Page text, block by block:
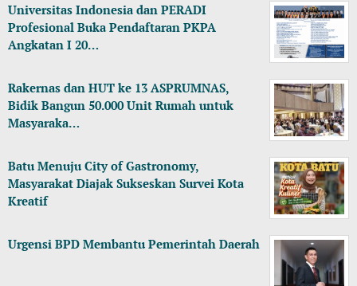
Universitas Indonesia dan PERADI
Profesional Buka Pendaftaran PKPA
Angkatan I 20…
Rakernas dan HUT ke 13 ASPRUMNAS,
Bidik Bangun 50.000 Unit Rumah untuk
Masyaraka…
Batu Menuju City of Gastronomy,
Masyarakat Diajak Sukseskan Survei Kota
Kreatif
Urgensi BPD Membantu Pemerintah Daerah